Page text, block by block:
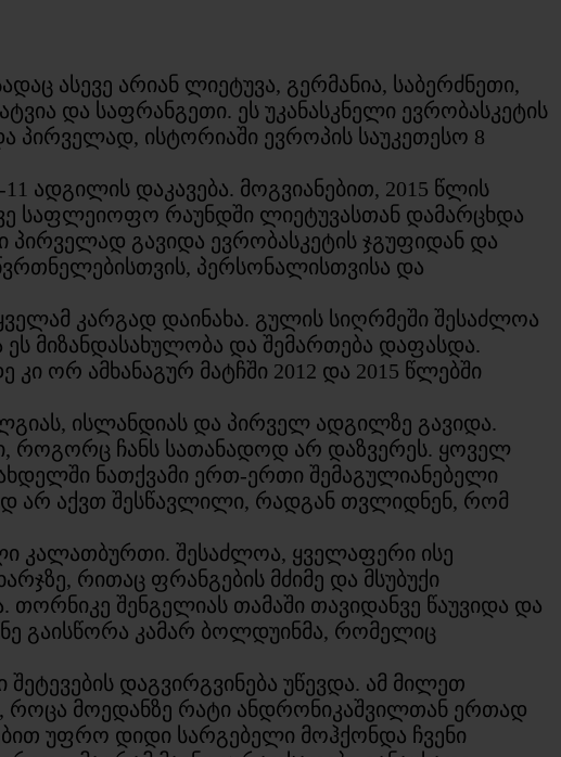
ასევე არიან ლიეტუვა, გერმანია, საბერძნეთი,
და საფრანგეთი. ეს უკანასკნელი ევრობასკეტის
პირველად, ისტორიაში ევროპის საუკეთესო 8
ადგილის დაკავება. მოგვიანებით, 2015 წლის
საფლეიოფო რაუნდში ლიეტუვასთან დამარცხდა
გავიდა ევრობასკეტის ჯგუფიდან და
პერსონალისთვისა და
კარგად დაინახა. გულის სიღრმეში შესაძლოა
მიზანდასახულობა და შემართება დაფასდა.
ორ ამხანაგურ მატჩში 2012 და 2015 წლებში
ისლანდიას და პირველ ადგილზე გავიდა.
როგორც ჩანს სათანადოდ არ დაზვერეს. ყოველ
ნათქვამი ერთ-ერთი შემაგულიანებელი
არ აქვთ შესწავლილი, რადგან თვლიდნენ, რომ
კალათბურთი. შესაძლოა, ყველაფერი ისე
რითაც ფრანგების მძიმე და მსუბუქი
შენგელიას თამაში თავიდანვე წაუვიდა და
გაისწორა კამარ ბოლდუინმა, რომელიც
დაგვირგვინება უწევდა. ამ მილეთ
როცა მოედანზე რატი ანდრონიკაშვილთან ერთად
უფრო დიდი სარგებელი მოჰქონდა ჩვენი